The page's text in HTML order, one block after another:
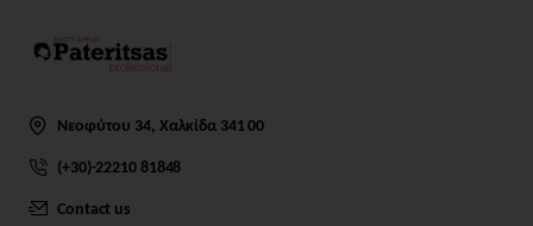
Νεοφύτου 34, Χαλκίδα 341 00
(+30)-22210 81848
Contact us